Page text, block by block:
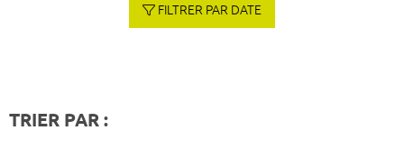
FILTRER PAR DATE
TRIER PAR :